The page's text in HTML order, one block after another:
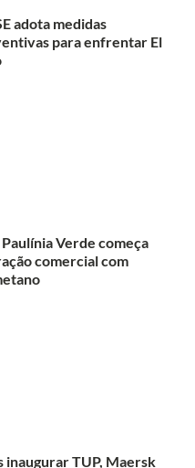
adota medidas
para enfrentar El
Paulínia Verde começa
comercial com
inaugurar TUP, Maersk